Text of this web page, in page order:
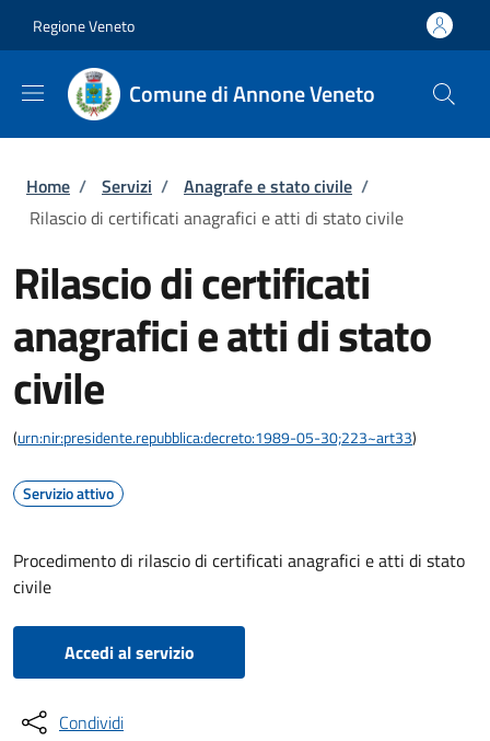
Regione Veneto
Comune di Annone Veneto
Briciole di pane
Home / Servizi / Anagrafe e stato civile /
Rilascio di certificati anagrafici e atti di stato civile
Rilascio di certificati
anagrafici e atti di stato
civile
(urn:nir:presidente.repubblica:decreto:1989-05-30;223~art33)
Servizio attivo
Procedimento di rilascio di certificati anagrafici e atti di stato
civile
Accedi al servizio
Condividi